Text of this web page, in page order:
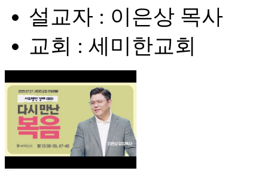
설교자 : 이은상 목사
교회 : 세미한교회